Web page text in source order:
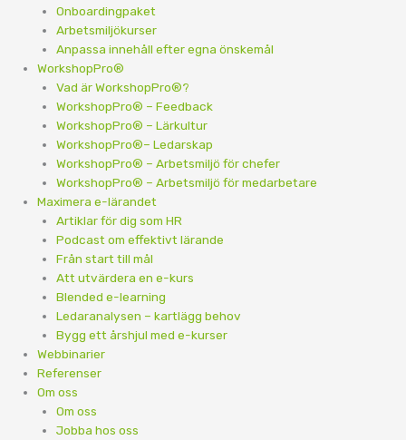
Onboardingpaket
Arbetsmiljökurser
Anpassa innehåll efter egna önskemål
WorkshopPro®
Vad är WorkshopPro®?
WorkshopPro® – Feedback
WorkshopPro® – Lärkultur
WorkshopPro®– Ledarskap
WorkshopPro® – Arbetsmiljö för chefer
WorkshopPro® – Arbetsmiljö för medarbetare
Maximera e-lärandet
Artiklar för dig som HR
Podcast om effektivt lärande
Från start till mål
Att utvärdera en e-kurs
Blended e-learning
Ledaranalysen – kartlägg behov
Bygg ett årshjul med e-kurser
Webbinarier
Referenser
Om oss
Om oss
Jobba hos oss